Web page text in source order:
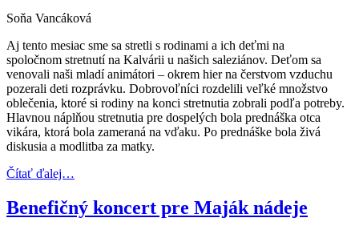
Soňa Vancáková
Aj tento mesiac sme sa stretli s rodinami a ich deťmi na
spoločnom stretnutí na Kalvárii u našich saleziánov. Deťom sa
venovali naši mladí animátori – okrem hier na čerstvom vzduchu
pozerali deti rozprávku. Dobrovoľníci rozdelili veľké množstvo
oblečenia, ktoré si rodiny na konci stretnutia zobrali podľa potreby.
Hlavnou náplňou stretnutia pre dospelých bola prednáška otca
vikára, ktorá bola zameraná na vďaku. Po prednáške bola živá
diskusia a modlitba za matky.
Čítať ďalej…
Benefičný koncert pre Maják nádeje